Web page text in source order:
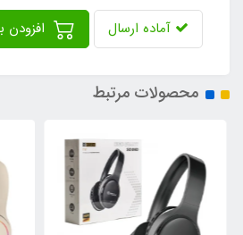
آماده ارسال
محصولات مرتبط